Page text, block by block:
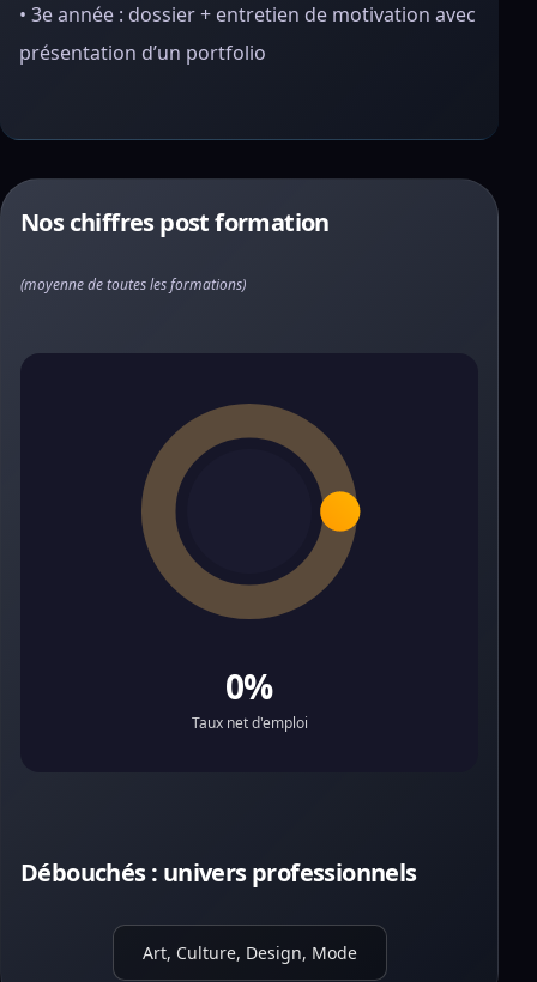
• 3e année : dossier + entretien de motivation avec
présentation d’un portfolio
Nos chiffres post formation
(moyenne de toutes les formations)
0%
Taux net d'emploi
Débouchés : univers professionnels
Art, Culture, Design, Mode